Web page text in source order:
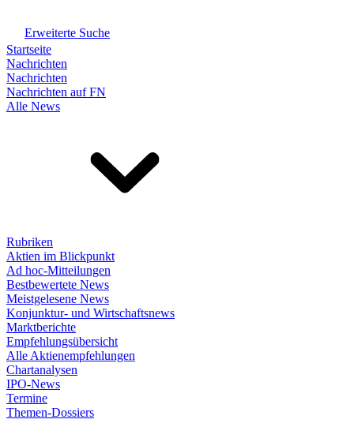
Erweiterte Suche
Startseite
Nachrichten
Nachrichten
Nachrichten auf FN
Alle News
Rubriken
Aktien im Blickpunkt
Ad hoc-Mitteilungen
Bestbewertete News
Meistgelesene News
Konjunktur- und Wirtschaftsnews
Marktberichte
Empfehlungsübersicht
Alle Aktienempfehlungen
Chartanalysen
IPO-News
Termine
Themen-Dossiers